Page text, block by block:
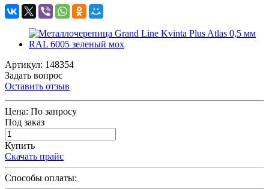
Артикул: 148354
Задать вопрос
Оставить отзыв
Цена: По запросу
Под заказ
Купить
Скачать прайс
Способы оплаты: